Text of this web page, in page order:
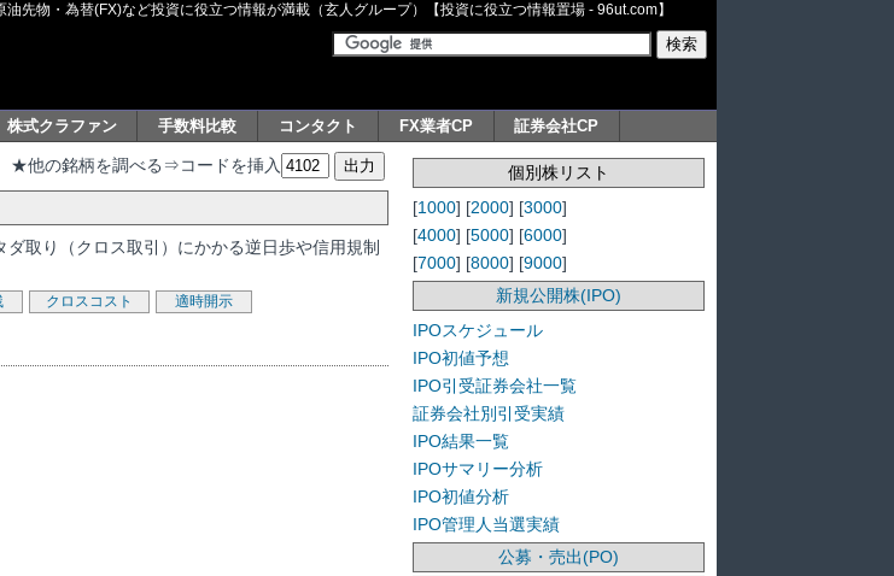
先物・為替(FX)など投資に役立つ情報が満載（玄人グループ）【投資に役立つ情報置場 - 96ut.com】
株式クラファン 手数料比較 コンタクト FX業者CP 証券会社CP
★他の銘柄を調べる⇒コードを挿入
取り（クロス取引）にかかる逆日歩や信用規制
クロスコスト 適時開示
個別株リスト
[1000] [2000] [3000]
[4000] [5000] [6000]
[7000] [8000] [9000]
新規公開株(IPO)
IPOスケジュール
IPO初値予想
IPO引受証券会社一覧
証券会社別引受実績
IPO結果一覧
IPOサマリー分析
IPO初値分析
IPO管理人当選実績
公募・売出(PO)